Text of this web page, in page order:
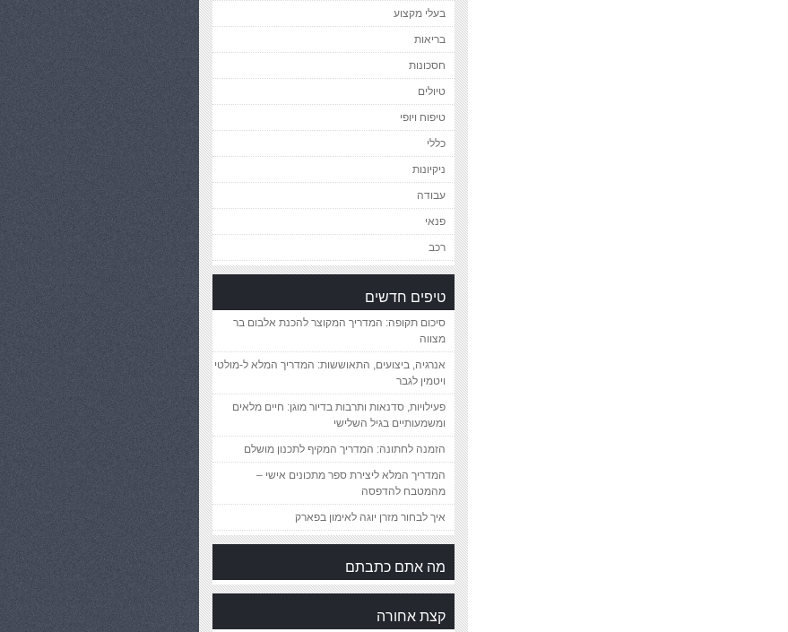
בעלי מקצוע
בריאות
חסכונות
טיולים
טיפוח ויופי
כללי
ניקיונות
עבודה
פנאי
רכב
טיפים חדשים
סיכום תקופה: המדריך המקוצר להכנת אלבום בר
מצווה
אנרגיה, ביצועים, התאוששות: המדריך המלא ל-מולטי
ויטמין לגבר
פעילויות, סדנאות ותרבות בדיור מוגן: חיים מלאים
ומשמעותיים בגיל השלישי
הזמנה לחתונה: המדריך המקיף לתכנון מושלם
המדריך המלא ליצירת ספר מתכונים אישי –
מהמטבח להדפסה
איך לבחור מזרן יוגה לאימון בפארק
מה אתם כתבתם
קצת אחורה